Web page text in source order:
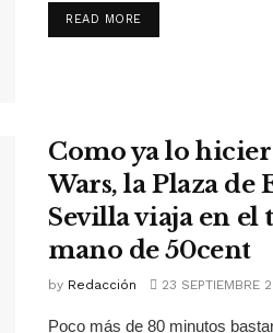
READ MORE
Como ya lo
Wars, la Plaza de
Sevilla viaja en el
mano de 50cent
by Redacción 23 SEPTIEMBRE
Poco más de 80 minutos